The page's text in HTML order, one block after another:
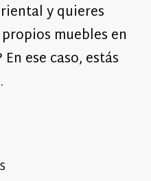
y quieres
muebles en
ese caso, estás